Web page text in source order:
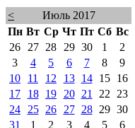
<
Июль 2017
Пн Вт Ср Чт Пт Сб Вс
26
27 28 29 30 1
2
3
4 5 6 7 8
9
10
11 12 13 14 15
16
17
18 19 20 21 22
23
24
25 26 27 28 29 30
31
1 2 3 4 5
6